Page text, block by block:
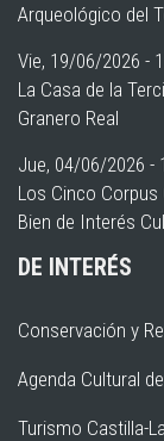
Arqueológico del
Vie, 19/06/2026 -
La Casa de la
Granero Real
Jue, 04/06/2026 -
Los Cinco Corpus
Bien de Interés
DE INTERÉS
Conservación y
Agenda Cultural
Turismo Castilla-